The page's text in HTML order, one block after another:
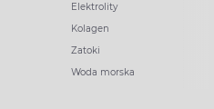
Elektrolity
Kolagen
Zatoki
Woda morska